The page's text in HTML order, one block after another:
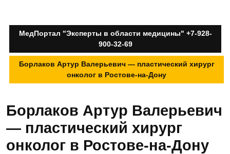
МедПортал "Эксперты в области медицины" +7-928-
900-32-69
Борлаков Артур Валерьевич — пластический хирург
онколог в Ростове-на-Дону
Борлаков Артур Валерьевич
— пластический хирург
онколог в Ростове-на-Дону